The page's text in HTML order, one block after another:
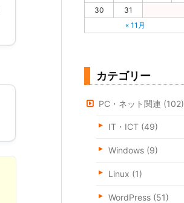
30
31
« 11月
カテゴリー
PC・ネット関連 (102)
IT・ICT (49)
Windows (9)
Linux (1)
WordPress (51)